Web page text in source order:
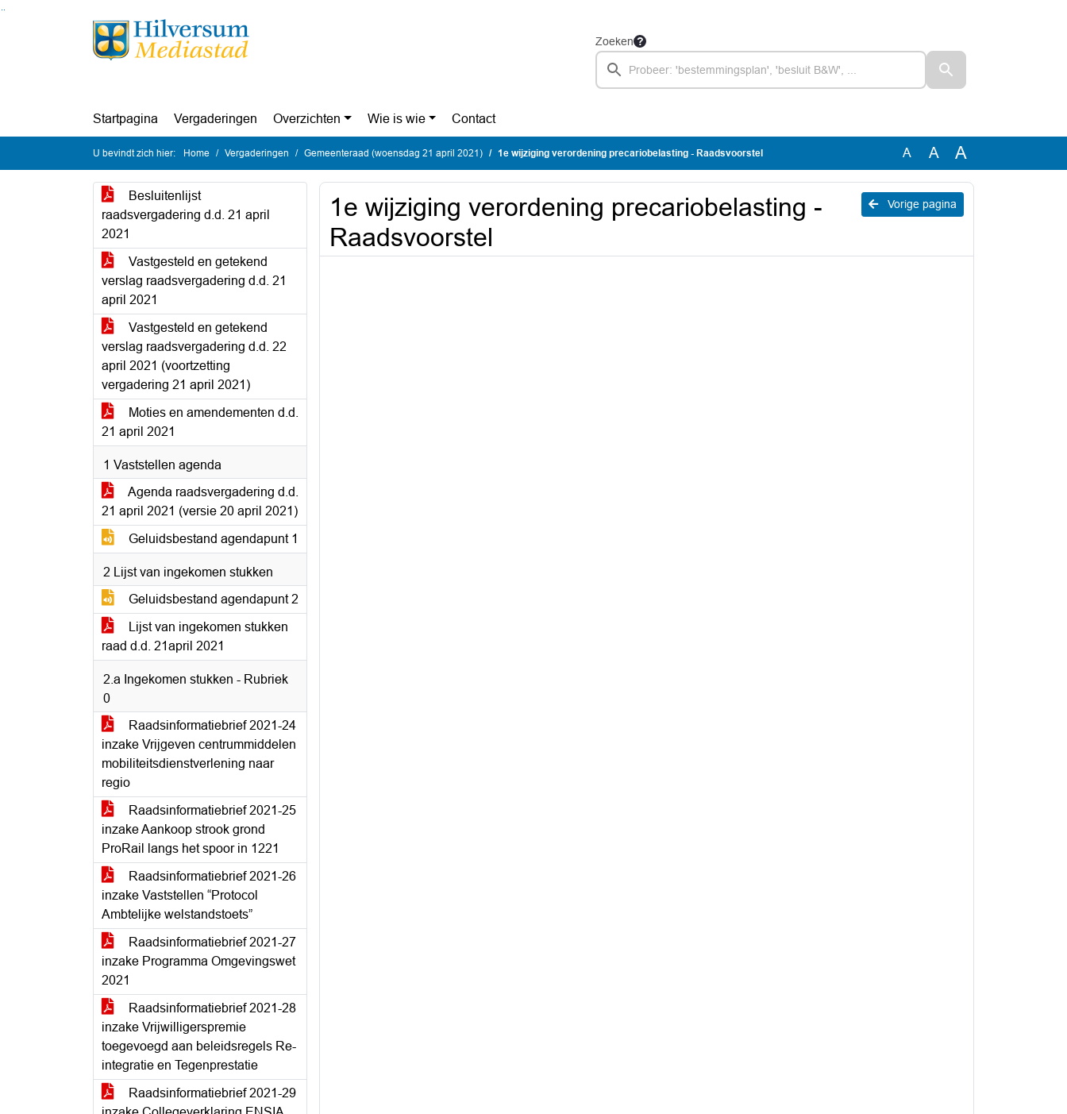
Ga naar de inhoud van deze pagina
Ga naar het zoeken
Ga naar het menu
Zoeken
Startpagina Vergaderingen Overzichten Wie is wie Contact
U bevindt zich hier: Home Vergaderingen Gemeenteraad (woensdag 21 april 2021) 1e wijziging verordening precariobelasting - Raadsvoorstel A A A
Besluitenlijst
raadsvergadering d.d. 21 april
2021
Vastgesteld en getekend
verslag raadsvergadering d.d. 21
april 2021
Vastgesteld en getekend
verslag raadsvergadering d.d. 22
april 2021 (voortzetting
vergadering 21 april 2021)
Moties en amendementen d.d.
21 april 2021
1 Vaststellen agenda
Agenda raadsvergadering d.d.
21 april 2021 (versie 20 april 2021)
Geluidsbestand agendapunt 1
2 Lijst van ingekomen stukken
Geluidsbestand agendapunt 2
Lijst van ingekomen stukken
raad d.d. 21april 2021
2.a Ingekomen stukken - Rubriek
0
Raadsinformatiebrief 2021-24
inzake Vrijgeven centrummiddelen
mobiliteitsdienstverlening naar
regio
Raadsinformatiebrief 2021-25
inzake Aankoop strook grond
ProRail langs het spoor in 1221
Raadsinformatiebrief 2021-26
inzake Vaststellen “Protocol
Ambtelijke welstandstoets”
Raadsinformatiebrief 2021-27
inzake Programma Omgevingswet
2021
Raadsinformatiebrief 2021-28
inzake Vrijwilligerspremie
toegevoegd aan beleidsregels Re-
integratie en Tegenprestatie
Raadsinformatiebrief 2021-29
Vorige pagina
1e wijziging verordening precariobelasting -
Raadsvoorstel